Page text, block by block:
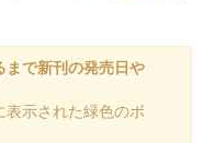
で新刊の発売日や
表示された緑色のボ